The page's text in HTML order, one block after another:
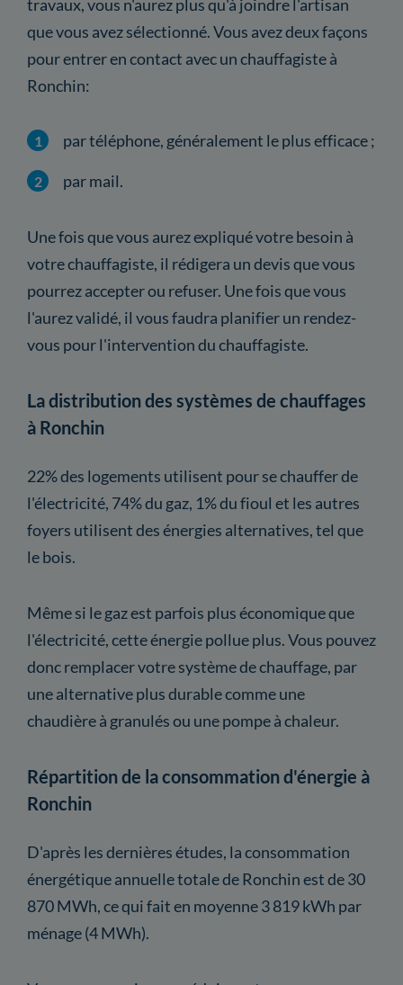
travaux, vous n'aurez plus qu'à joindre l'artisan
que vous avez sélectionné. Vous avez deux façons
pour entrer en contact avec un chauffagiste à
Ronchin:
par téléphone, généralement le plus efficace ;
par mail.
Une fois que vous aurez expliqué votre besoin à
votre chauffagiste, il rédigera un devis que vous
pourrez accepter ou refuser. Une fois que vous
l'aurez validé, il vous faudra planifier un rendez-
vous pour l'intervention du chauffagiste.
La distribution des systèmes de chauffages
à Ronchin
22% des logements utilisent pour se chauffer de
l'électricité, 74% du gaz, 1% du fioul et les autres
foyers utilisent des énergies alternatives, tel que
le bois.
Même si le gaz est parfois plus économique que
l'électricité, cette énergie pollue plus. Vous pouvez
donc remplacer votre système de chauffage, par
une alternative plus durable comme une
chaudière à granulés ou une pompe à chaleur.
Répartition de la consommation d'énergie à
Ronchin
D'après les dernières études, la consommation
énergétique annuelle totale de Ronchin est de 30
870 MWh, ce qui fait en moyenne 3 819 kWh par
ménage (4 MWh).